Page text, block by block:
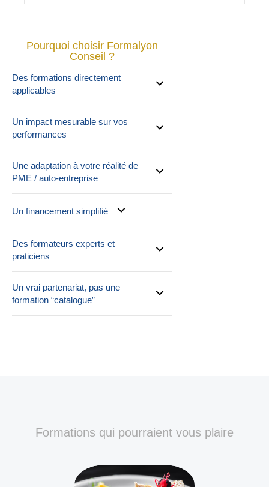
Pourquoi choisir Formalyon
Conseil ?
Des formations directement
applicables
Un impact mesurable sur vos
performances
Une adaptation à votre réalité de
PME / auto-entreprise
Un financement simplifié
Des formateurs experts et
praticiens
Un vrai partenariat, pas une
formation “catalogue”
Formations qui pourraient vous plaire